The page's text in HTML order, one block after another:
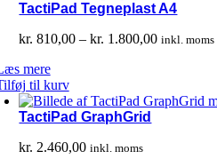
TactiPad Tegneplast A4
kr. 810,00 – kr. 1.800,00Prisinterval:
inkl. moms
mere
til kurv
TactiPad GraphGrid
kr. 2.460,00 inkl. moms